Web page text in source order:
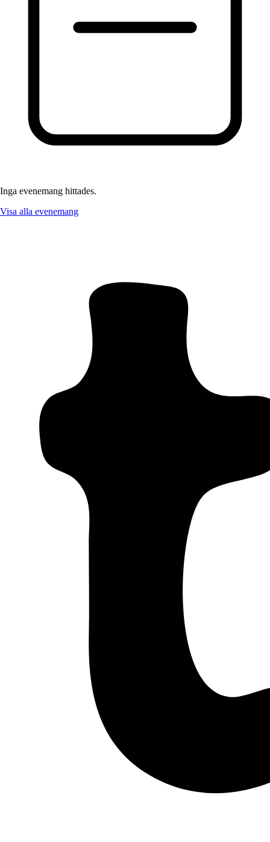
Inga evenemang hittades.
Visa alla evenemang